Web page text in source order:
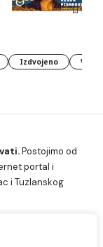
Izdvojeno
Postojimo od
portal i
i Tuzlanskog